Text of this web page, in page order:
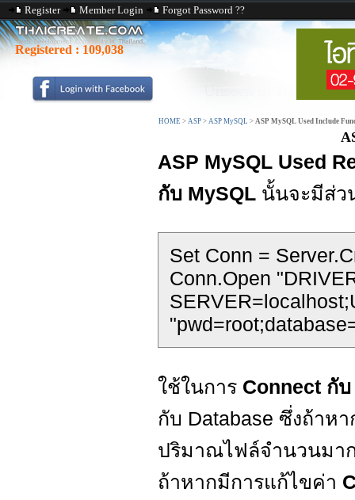
Register Member Login Forgot Password ??
Registered : 109,038
HOME > ASP > ASP MySQL > ASP MySQL Used Include
ASP MySQL Used
กับ MySQL นั้นจะมีส่
Set Conn =
Conn.Open
ใช้ในการ Connect กั
กับ Database ซึ่งถ้าห
ปริมาณไฟล์จำนวนมาก
ถ้าหากมีการแก้ไขค่า